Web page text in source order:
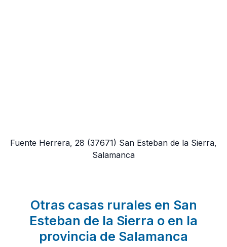
Fuente Herrera, 28 (37671) San Esteban de la Sierra,
Salamanca
Otras casas rurales en San
Esteban de la Sierra o en la
provincia de Salamanca